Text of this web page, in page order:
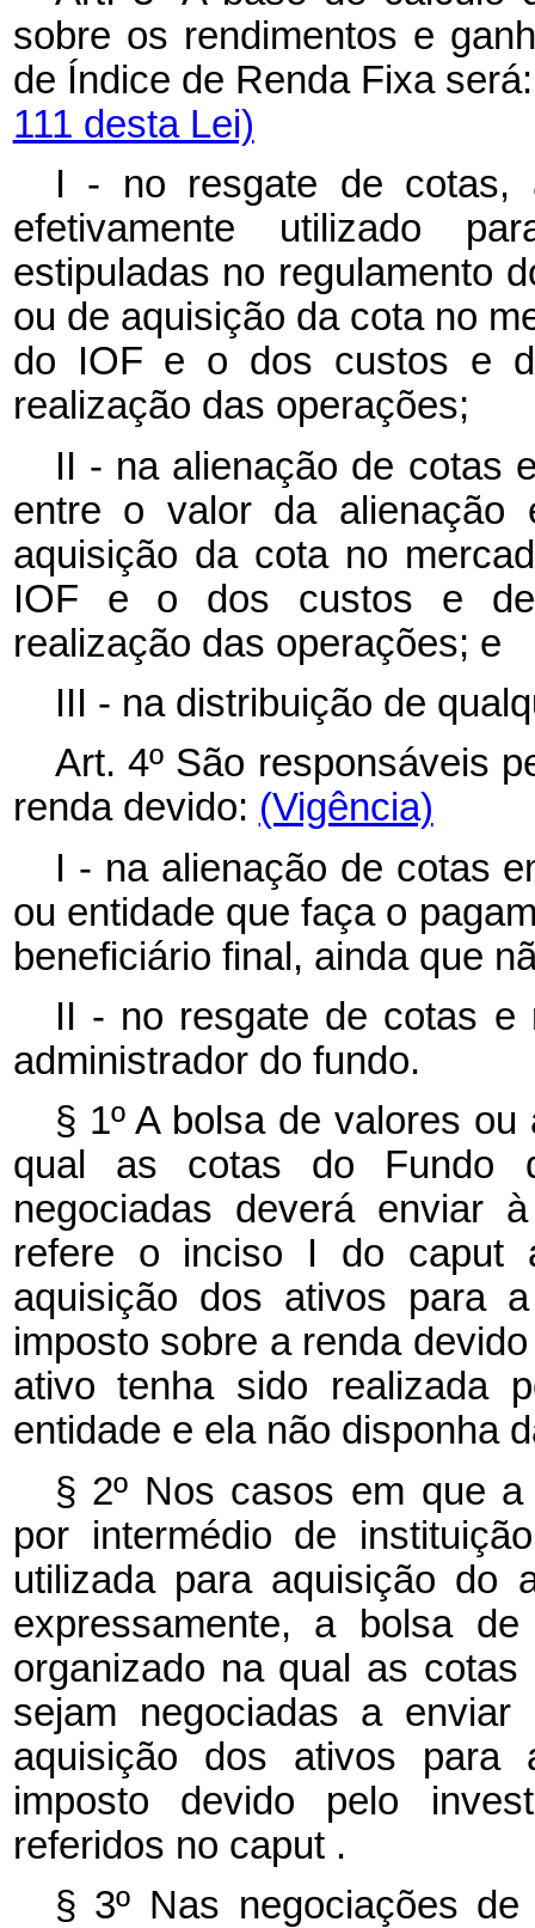
sobre os rendimentos e
de Índice de Renda Fixa
111 desta Lei)
I - no resgate de cotas,
efetivamente utilizado
estipuladas no regulamento
ou de aquisição da cota no
do IOF e o dos custos e
realização das operações;
II - na alienação de cotas
entre o valor da
aquisição da cota no
IOF e o dos custos e
realização das operações; e
III - na distribuição de
Art. 4º São responsáveis
renda devido: (Vigência)
I - na alienação de cotas
ou entidade que faça o
beneficiário final, ainda que
II - no resgate de cotas e
administrador do fundo.
§ 1º A bolsa de valores
qual as cotas do Fundo
negociadas deverá enviar
refere o inciso I do caput
aquisição dos ativos para
imposto sobre a renda
ativo tenha sido realizada
entidade e ela não disponha
§ 2º Nos casos em que
por intermédio de
utilizada para aquisição do
expressamente, a bolsa
organizado na qual as
sejam negociadas a
aquisição dos ativos
imposto devido pelo
referidos no caput .
§ 3º Nas negociações